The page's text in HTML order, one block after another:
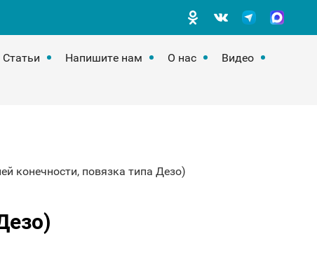
Статьи Напишите нам О нас
Видео
конечности, повязка типа Дезо)